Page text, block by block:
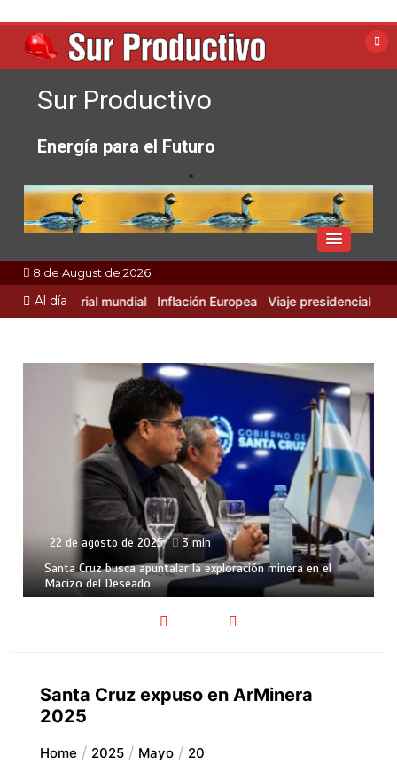
content
Sur Productivo
Energía para el Futuro
8 de August de 2026
Al día
Industrial mundial Inflación Europea Viaje presidencial a Rusia
22 de agosto de 2025 3 min
Santa Cruz busca apuntalar la exploración minera en el
Macizo del Deseado
Santa Cruz expuso en ArMinera
2025
Home 2025 Mayo 20